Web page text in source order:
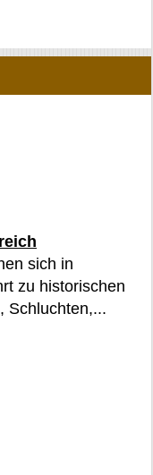
sich in
zu historischen
Schluchten,...